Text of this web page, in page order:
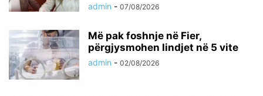
admin - 07/08/2026
Më pak foshnje në Fier,
përgjysmohen lindjet në 5 vite
admin - 02/08/2026